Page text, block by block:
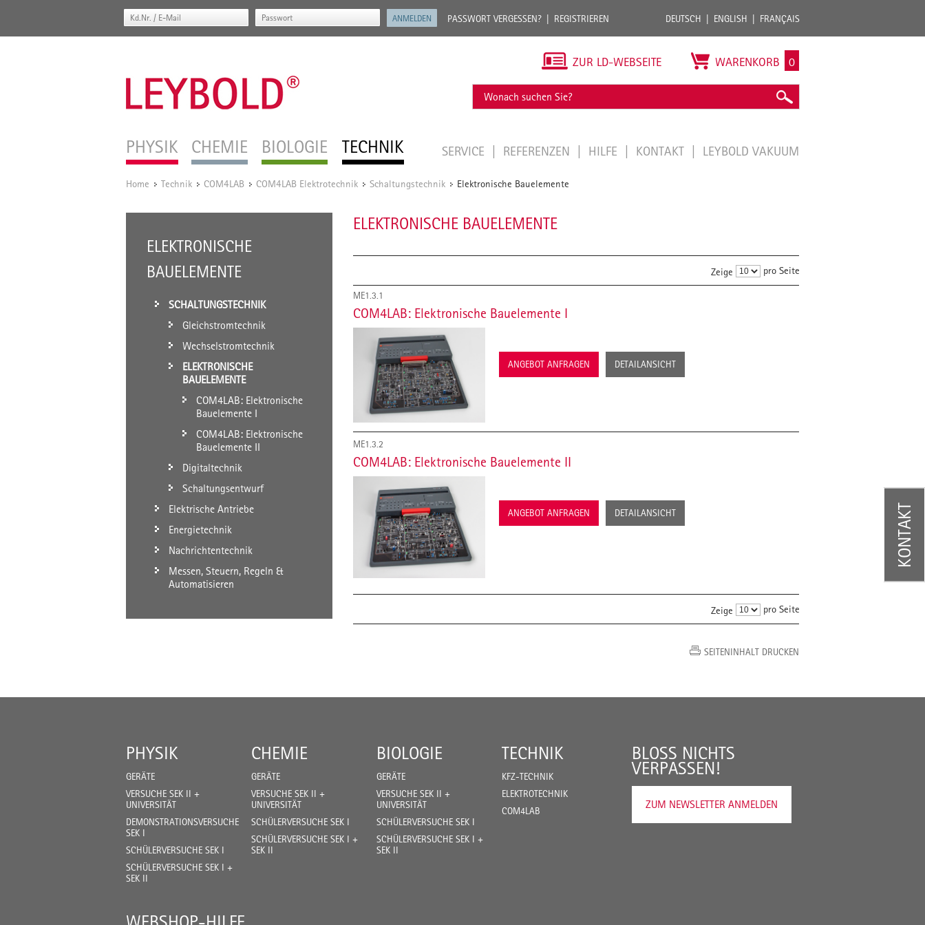
PASSWORT VERGESSEN? REGISTRIEREN DEUTSCH ENGLISH FRANÇAIS
PHYSIK CHEMIE BIOLOGIE TECHNIK
ZUR LD-WEBSEITE WARENKORB 0
SERVICE REFERENZEN HILFE KONTAKT LEYBOLD VAKUUM
Home / Technik / COM4LAB / COM4LAB Elektrotechnik / Schaltungstechnik / Elektronische Bauelemente
ELEKTRONISCHE
BAUELEMENTE
SCHALTUNGSTECHNIK
Gleichstromtechnik
Wechselstromtechnik
ELEKTRONISCHE
BAUELEMENTE
COM4LAB: Elektronische
Bauelemente I
COM4LAB: Elektronische
Bauelemente II
Digitaltechnik
Schaltungsentwurf
Elektrische Antriebe
Energietechnik
Nachrichtentechnik
Messen, Steuern, Regeln &
Automatisieren
ELEKTRONISCHE BAUELEMENTE
Zeige pro Seite
ME1.3.1
COM4LAB: Elektronische Bauelemente I
ANGEBOT ANFRAGEN DETAILANSICHT
ME1.3.2
COM4LAB: Elektronische Bauelemente II
ANGEBOT ANFRAGEN DETAILANSICHT
Zeige pro Seite
SEITENINHALT DRUCKEN
PHYSIK
GERÄTE
VERSUCHE SEK II +
UNIVERSITÄT
DEMONSTRATIONSVERSUCHE
SEK I
SCHÜLERVERSUCHE SEK I
SCHÜLERVERSUCHE SEK I +
SEK II
CHEMIE
GERÄTE
VERSUCHE SEK II +
UNIVERSITÄT
SCHÜLERVERSUCHE SEK I
SCHÜLERVERSUCHE SEK I +
SEK II
BIOLOGIE
GERÄTE
VERSUCHE SEK II +
UNIVERSITÄT
SCHÜLERVERSUCHE SEK I
SCHÜLERVERSUCHE SEK I +
SEK II
TECHNIK
KFZ-TECHNIK
ELEKTROTECHNIK
COM4LAB
BLOSS NICHTS V
ERPASSEN!
ZUM NEWSLETTER ANMELDEN
KONTAKT